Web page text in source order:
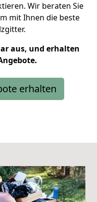
Wir beraten Sie
mit Ihnen die beste
aus, und erhalten
erhalten